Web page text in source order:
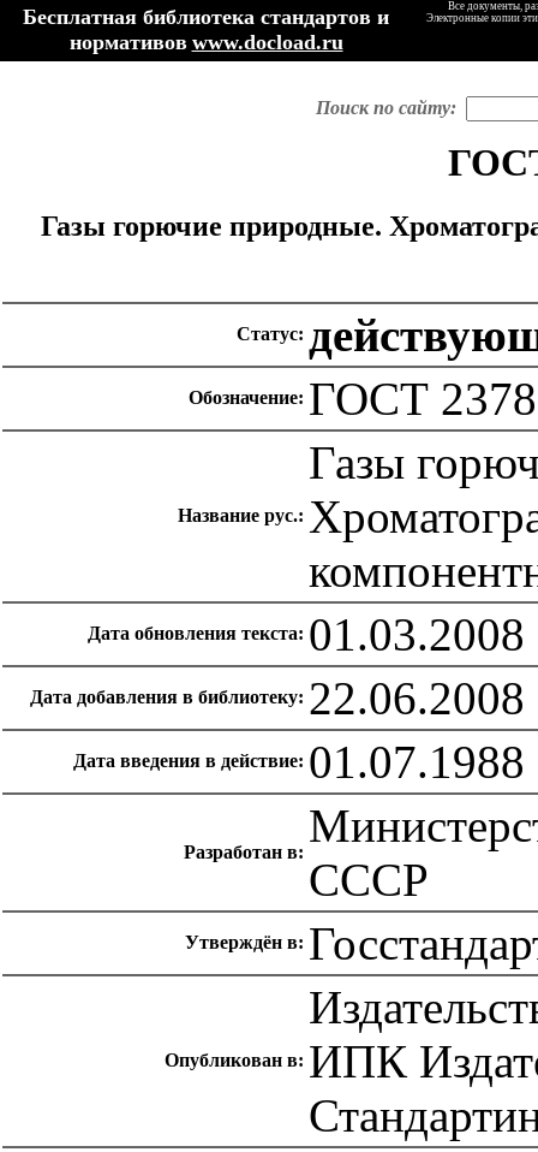
Бесплатная библиотека стандартов и
нормативов www.docload.ru
Все документы,
Электронные копии
Поиск по сайту:
Газы горючие природные.
Статус:
Обозначение: ГОСТ
Название рус.:
Газы
Дата обновления текста: 01.03.2008
Дата добавления в библиотеку: 22.06.2008
Дата введения в действие: 01.07.1988
Разработан в:
СССР
Утверждён в:
Опубликован в: ИПК